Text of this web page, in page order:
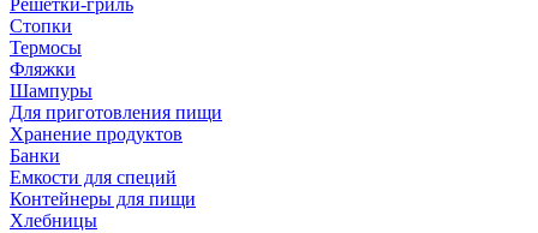
Решетки-гриль
Стопки
Термосы
Фляжки
Шампуры
Для приготовления пищи
Хранение продуктов
Банки
Емкости для специй
Контейнеры для пищи
Хлебницы